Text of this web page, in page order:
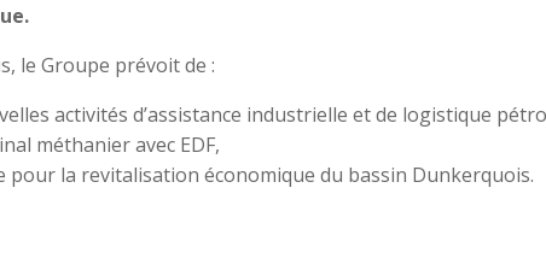
le Groupe prévoit de :
activités d’assistance industrielle et de logistique
méthanier avec EDF,
la revitalisation économique du bassin Dunkerquois.